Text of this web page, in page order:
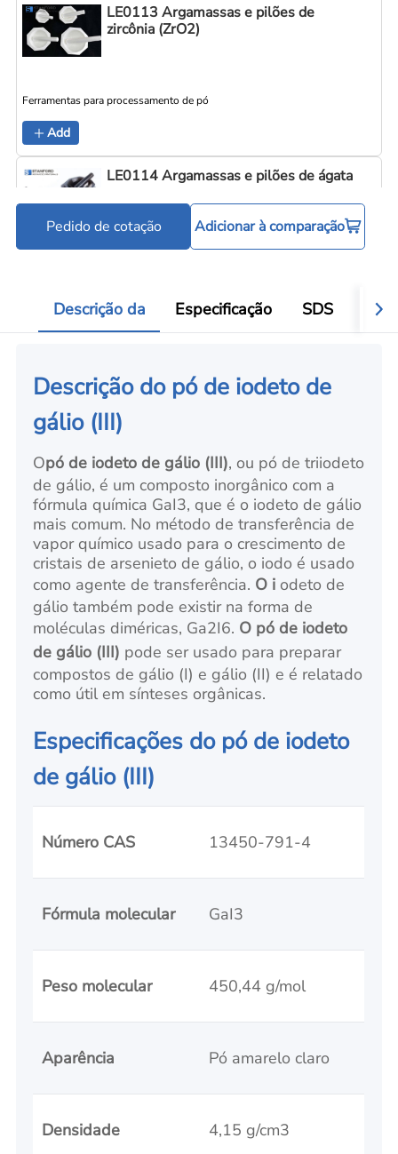
LE0113 Argamassas e pilões de
zircônia (ZrO2)
Ferramentas para processamento de pó
Add
LE0114 Argamassas e pilões de ágata
Pedido de cotação Adicionar à comparação
Descrição da Especificação SDS
Descrição do pó de iodeto de
gálio (III)
Opó de iodeto de gálio (III), ou pó de triiodeto
de gálio, é um composto inorgânico com a
fórmula química GaI3, que é o iodeto de gálio
mais comum. No método de transferência de
vapor químico usado para o crescimento de
cristais de arsenieto de gálio, o iodo é usado
como agente de transferência. O i odeto de
gálio também pode existir na forma de
moléculas diméricas, Ga2I6. O pó de iodeto
de gálio (III) pode ser usado para preparar
compostos de gálio (I) e gálio (II) e é relatado
como útil em sínteses orgânicas.
Especificações do pó de iodeto
de gálio (III)
Número CAS 13450-791-4
Fórmula molecular GaI3
Peso molecular 450,44 g/mol
Aparência Pó amarelo claro
Densidade 4,15 g/cm3